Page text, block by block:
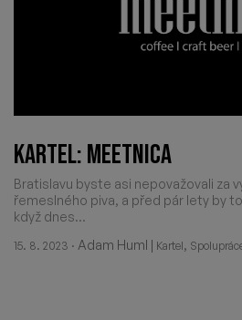
KARTEL: MEETNICA
Bratislavu byste asi nepovažovali za
řemeslného piva, a před pár lety by
když dnes...
15. 8. 2023 · Adam Huml | Kartel,